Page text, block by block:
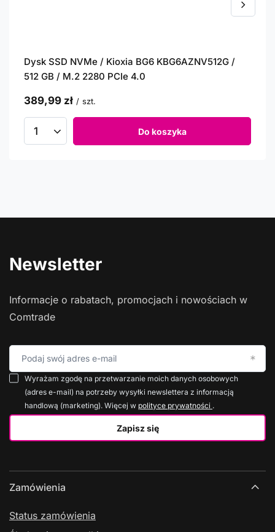
Dysk SSD NVMe / Kioxia BG6 KBG6AZNV512G /
512 GB / M.2 2280 PCIe 4.0
389,99 zł / szt.
Do koszyka
Newsletter
Informacje o rabatach, promocjach i nowościach w
Comtrade
Podaj swój adres e-mail
Zapisz się
Wyrażam zgodę na przetwarzanie moich danych osobowych
(adres e-mail) na potrzeby wysyłki newslettera z informacją
handlową (marketing). Więcej w polityce prywatności .
Zamówienia
Status zamówienia